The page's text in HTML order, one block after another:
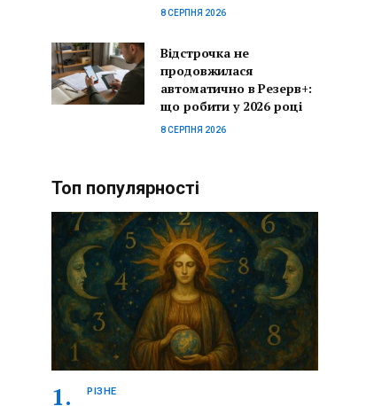
8 СЕРПНЯ 2026
Відстрочка не
продовжилася
автоматично в Резерв+:
що робити у 2026 році
8 СЕРПНЯ 2026
Топ популярності
РІЗНЕ